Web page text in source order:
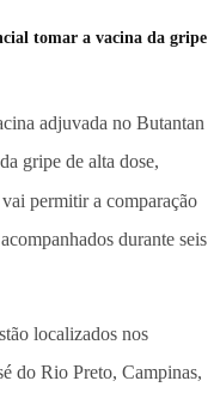
tomar a vacina da gripe
adjuvada no Butantan
gripe de alta dose,
permitir a comparação
durante seis
localizados nos
do Rio Preto, Campinas,